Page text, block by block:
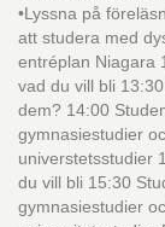
•Lyssna på
att studera med
entréplan Niagara
vad du vill bli
dem? 14:00
gymnasiestudier
universtetsstudier
du vill bli 15:30
gymnasiestudier